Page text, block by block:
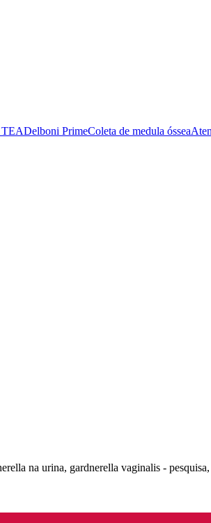
Delboni PrimeColeta de medula óssea
na urina, gardnerella vaginalis -